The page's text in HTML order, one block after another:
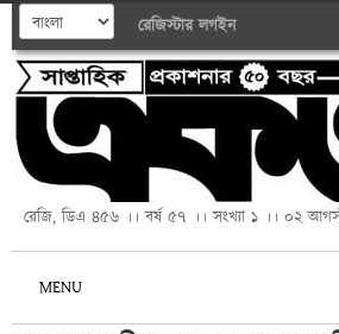
রেজিস্টার লগইন
রেজি, ডিএ ৪৫৬ ।। বর্ষ ৫৭ ।। সংখ্যা ১ ।। ০২
MENU